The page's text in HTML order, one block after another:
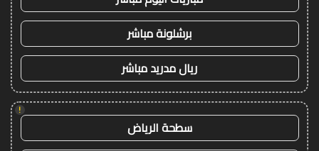
برشلونة مباشر
ريال مدريد مباشر
!
سطحة الرياض